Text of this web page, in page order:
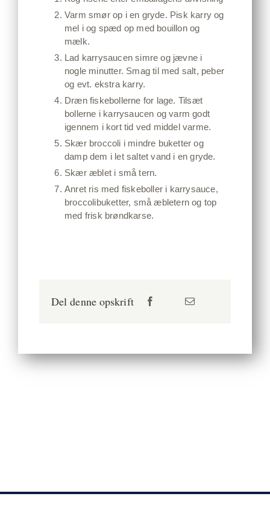
Varm smør op i en gryde. Pisk karry og
mel i og spæd op med bouillon og
mælk.
Lad karrysaucen simre og jævne i
nogle minutter. Smag til med salt, peber
og evt. ekstra karry.
Dræn fiskebollerne for lage. Tilsæt
bollerne i karrysaucen og varm godt
igennem i kort tid ved middel varme.
Skær broccoli i mindre buketter og
damp dem i let saltet vand i en gryde.
Skær æblet i små tern.
Anret ris med fiskeboller i karrysauce,
broccolibuketter, små æbletern og top
med frisk brøndkarse.
Del denne opskrift